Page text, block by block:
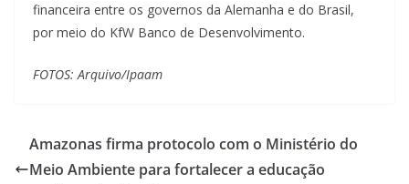
financeira entre os governos da Alemanha e do Brasil,
por meio do KfW Banco de Desenvolvimento.
FOTOS: Arquivo/Ipaam
Amazonas firma protocolo com o Ministério do
Meio Ambiente para fortalecer a educação